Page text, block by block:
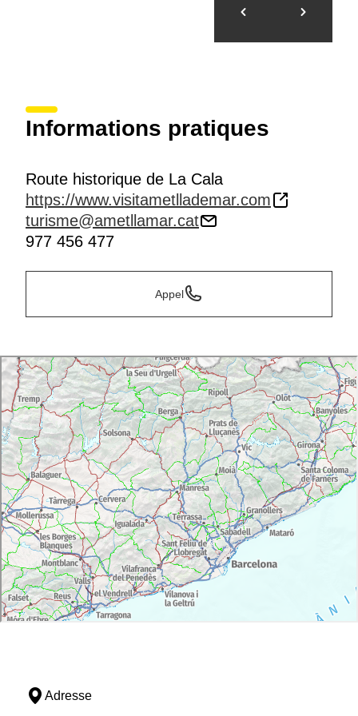
Informations pratiques
Route historique de La Cala
https://www.visitametllademar.com
turisme@ametllamar.cat
977 456 477
Appel
Adresse